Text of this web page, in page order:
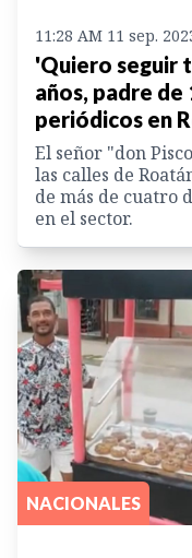
11:28 AM 11 sep.
'Quiero seguir
años, padre de
periódicos en
El señor "don
las calles de
de más de cuatro
en el sector.
NACIONALES